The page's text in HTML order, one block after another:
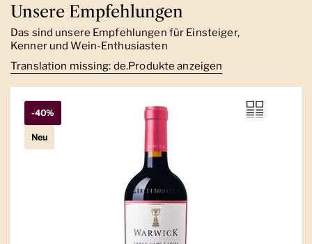
Unsere Empfehlungen
Das sind unsere Empfehlungen für Einsteiger,
Kenner und Wein-Enthusiasten
Translation missing: de.Produkte anzeigen
-40%
Neu